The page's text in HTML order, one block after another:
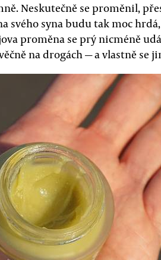
Neskutečně se proměnil,
svého syna budu tak moc
proměna se prý nicméně
na drogách — a vlastně se